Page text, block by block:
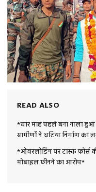
READ ALSO
*चार माह पहले बना नाला हुआ
ग्रामीणों ने घटिया निर्माण का
*ओवरलोडिंग पर टास्क फोर्स
मोबाइल छीनने का आरोप*